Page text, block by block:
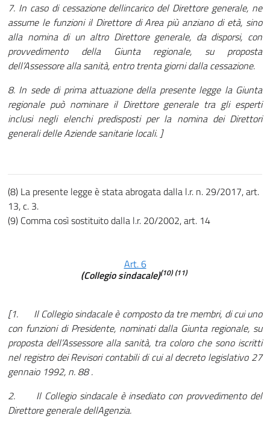
7. In caso di cessazione dellincarico del Direttore generale, ne
assume le funzioni il Direttore di Area più anziano di età, sino
alla nomina di un altro Direttore generale, da disporsi, con
provvedimento della Giunta regionale, su proposta
dell’Assessore alla sanità, entro trenta giorni dalla cessazione.
8. In sede di prima attuazione della presente legge la Giunta
regionale può nominare il Direttore generale tra gli esperti
inclusi negli elenchi predisposti per la nomina dei Direttori
generali delle Aziende sanitarie locali. ]
(8) La presente legge è stata abrogata dalla l.r. n. 29/2017, art.
13, c. 3.
(9) Comma così sostituito dalla l.r. 20/2002, art. 14
Art. 6
(Collegio sindacale)(10) (11)
[1. Il Collegio sindacale è composto da tre membri, di cui uno
con funzioni di Presidente, nominati dalla Giunta regionale, su
proposta dell’Assessore alla sanità, tra coloro che sono iscritti
nel registro dei Revisori contabili di cui al decreto legislativo 27
gennaio 1992, n. 88 .
2. Il Collegio sindacale è insediato con provvedimento del
Direttore generale dellAgenzia.